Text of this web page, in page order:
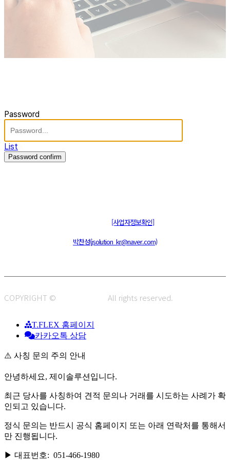
Password
List
Password confirm
[사업자정보확인]
박찬성(jsolution_kr@naver.com)
COPYRIGHT © All rights reserved.
T.FLEX 홈페이지
카카오톡 상담
⚠️ 사칭 문의 주의 안내
안녕하세요, 제이솔루션입니다.
최근 당사를 사칭하여 견적 문의나 거래를 시도하는 사례가 확
인되고 있습니다.
정식 문의는 반드시 공식 홈페이지 또는 아래 연락처를 통해서
만 진행됩니다.
▶ 대표번호: 051-466-1980